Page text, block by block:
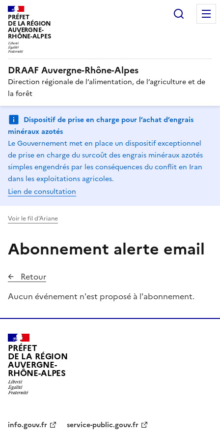
PRÉFET
DE LA RÉGION
AUVERGNE-
RHÔNE-ALPES
DRAAF Auvergne-Rhône-Alpes
Direction régionale de l’alimentation, de l’agriculture et de
la forêt
Dispositif de prise en charge pour l’achat d’engrais
minéraux azotés
Le Gouvernement met en place un dispositif exceptionnel
de prise en charge du surcoût des engrais minéraux azotés
simples engendrés par les conséquences du conflit en Iran
dans les exploitations agricoles.
Lien de consultation
Voir le fil d'Ariane
Abonnement alerte email
Retour
Aucun événement n'est proposé à l'abonnement.
PRÉFET
DE LA RÉGION
AUVERGNE-
RHÔNE-ALPES
info.gouv.fr
service-public.gouv.fr